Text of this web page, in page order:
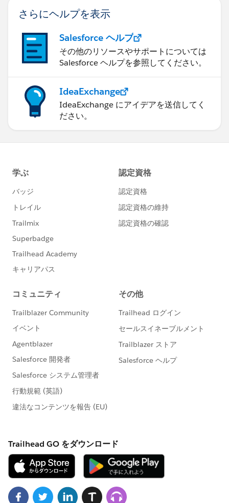
さらにヘルプを表示
Salesforce ヘルプ
その他のリソースやサポートについては
Salesforce ヘルプを参照してください。
IdeaExchange
IdeaExchange にアイデアを送信してく
ださい。